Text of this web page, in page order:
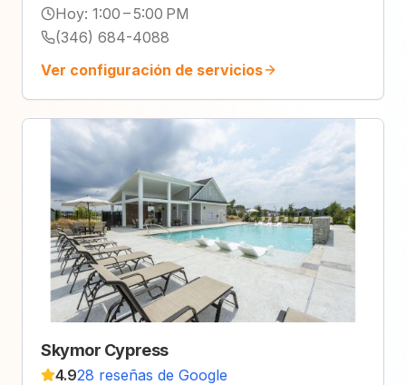
Hoy: 1:00 – 5:00 PM
(346) 684-4088
Ver configuración de servicios
Skymor Cypress
4.928 reseñas de Google